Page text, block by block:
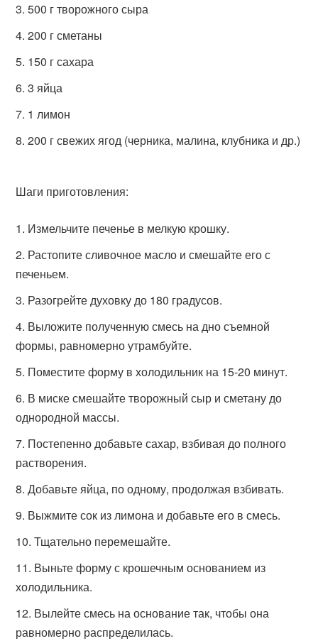
500 г творожного сыра
200 г сметаны
150 г сахара
3 яйца
1 лимон
200 г свежих ягод (черника, малина, клубника и др.)
Шаги приготовления:
Измельчите печенье в мелкую крошку.
Растопите сливочное масло и смешайте его с
печеньем.
Разогрейте духовку до 180 градусов.
Выложите полученную смесь на дно съемной
формы, равномерно утрамбуйте.
Поместите форму в холодильник на 15-20 минут.
В миске смешайте творожный сыр и сметану до
однородной массы.
Постепенно добавьте сахар, взбивая до полного
растворения.
Добавьте яйца, по одному, продолжая взбивать.
Выжмите сок из лимона и добавьте его в смесь.
Тщательно перемешайте.
Выньте форму с крошечным основанием из
холодильника.
Вылейте смесь на основание так, чтобы она
равномерно распределилась.